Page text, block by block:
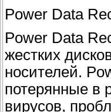
Power Data
Power Data
жестких
носителей.
потерянные в
вирусов,